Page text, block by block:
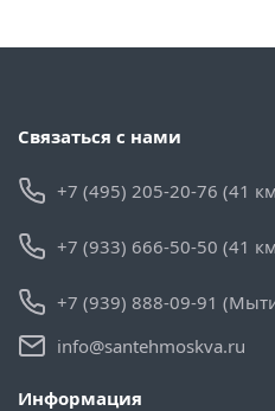
Связаться с нами
+7 (495) 205-20-76 (41
+7 (933) 666-50-50 (41
+7 (939) 888-09-91
info@santehmoskva.ru
Информация